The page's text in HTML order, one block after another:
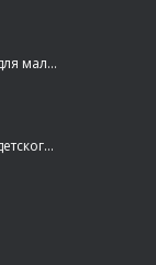
ГРУДНОЕ ВСКАРМЛИВАНИЕ: польза для малыша и мамы
Определены победители конкурса детского рисунка «Я шагаю по Оренбуржью»